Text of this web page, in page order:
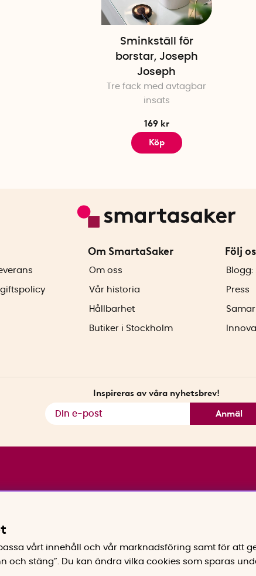
Sminkställ för
borstar, Joseph
Joseph
Tre fack med avtagbar
insats
169 kr
Köp
Om SmartaSaker
Om oss
Vår historia
Hållbarhet
Butiker i Stockholm
Följ
Press
Inspireras av våra nyhetsbrev!
Anmäl
vårt innehåll och vår marknadsföring samt för att
och stäng”. Du kan ändra vilka cookies som sparas